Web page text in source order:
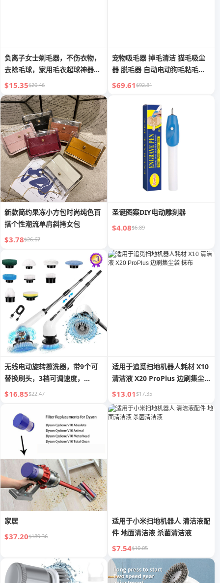
负离子女士剃毛器，不伤衣物，
去除毛球，家用毛衣起球神器，
奇妙的绒毛去除器
$15.35$20.46
宠物吸毛器 掉毛清洁 猫毛吸尘
器 脱毛器 自动电动狗毛粘毛好
用小工具
$69.61$92.81
新款简约果冻小方包时尚纯色百
搭个性潮流单肩斜挎女包
$3.78$26.67
圣诞图案DIY电动雕刻器
$4.08$6.89
无线电动旋转擦洗器，带9个可
替换刷头，3档可调速度，
5000mAh电池，轻便USB手持
$16.85$22.47
适用于追觅扫地机器人耗材 X10
清洁液 X20 ProPlus 边刷集尘
袋 抹布
$13.01$17.35
家居
$37.20$189.36
适用于小米扫地机器人 清洁液配
件 地面清洁液 杀菌清洁液
$7.54$10.05